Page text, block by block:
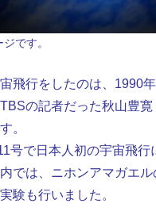
です。
飛行をしたのは、1990
の記者だった秋山豊寛
。
号で日本人初の宇宙飛行
では、ニホンアマガエル
験も行いました。